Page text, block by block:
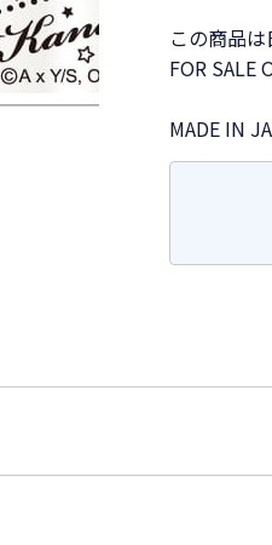
この商品
FOR SALE
MADE IN